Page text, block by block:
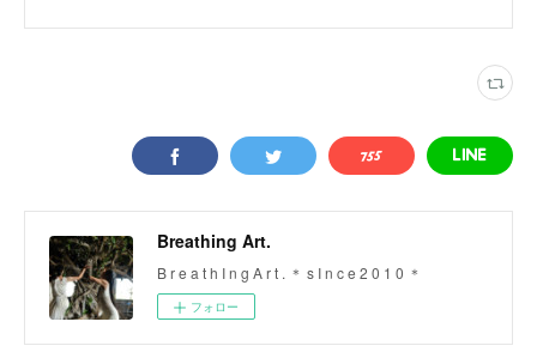
Breathing Art.
B r e a t h I n g A r t . ＊ s I n c e 2 0 1 0 ＊
フォロー